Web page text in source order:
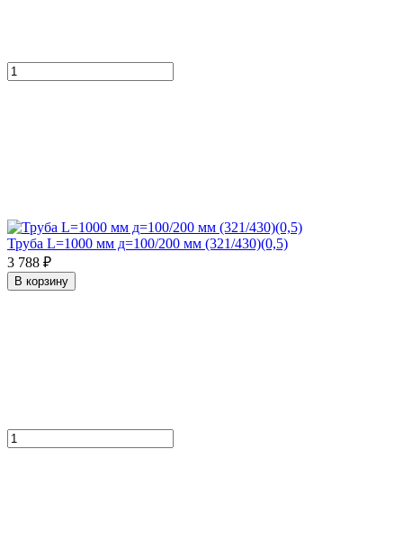
Труба L=1000 мм д=100/200 мм (321/430)(0,5)
3 788 ₽
В корзину